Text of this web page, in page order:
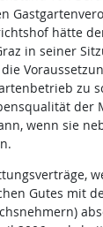
hätte
in seiner
zu
der
wenn sie
Gutes mit